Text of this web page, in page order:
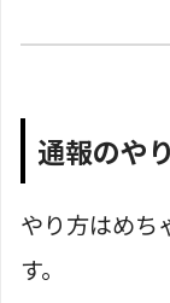
通報のや
やり方はめち
す。